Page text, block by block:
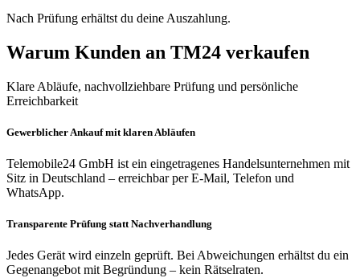
Nach Prüfung erhältst du deine Auszahlung.
Warum Kunden an TM24 verkaufen
Klare Abläufe, nachvollziehbare Prüfung und persönliche
Erreichbarkeit
Gewerblicher Ankauf mit klaren Abläufen
Telemobile24 GmbH ist ein eingetragenes Handelsunternehmen mit
Sitz in Deutschland – erreichbar per E-Mail, Telefon und
WhatsApp.
Transparente Prüfung statt Nachverhandlung
Jedes Gerät wird einzeln geprüft. Bei Abweichungen erhältst du ein
Gegenangebot mit Begründung – kein Rätselraten.